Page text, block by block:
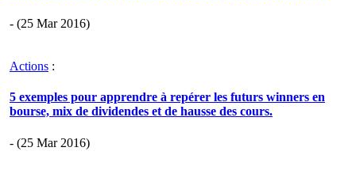
- (25 Mar 2016)
Actions :
5 exemples pour apprendre à repérer les futurs winners en
bourse, mix de dividendes et de hausse des cours.
- (25 Mar 2016)